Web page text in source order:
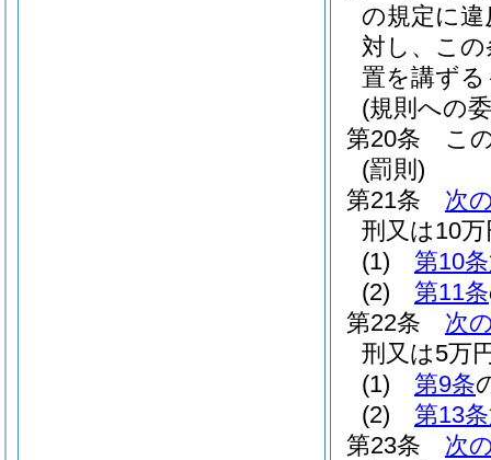
の規定に
対し、こ
置を講ず
(規則への
第20条
こ
(罰則)
第21条
次
刑又は10
(1)
第10
(2)
第11条
第22条
次
刑又は5万
(1)
第9条
(2)
第13
第23条
次